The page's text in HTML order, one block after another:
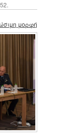
μορφή